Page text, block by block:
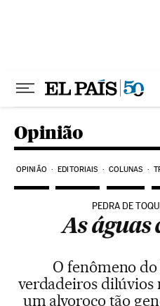
Opinião
OPINIÃO EDITORIAIS COLUNAS
PEDRA DE
As águas
O fenômeno
verdadeiros dilúvios
um alvoroço tão